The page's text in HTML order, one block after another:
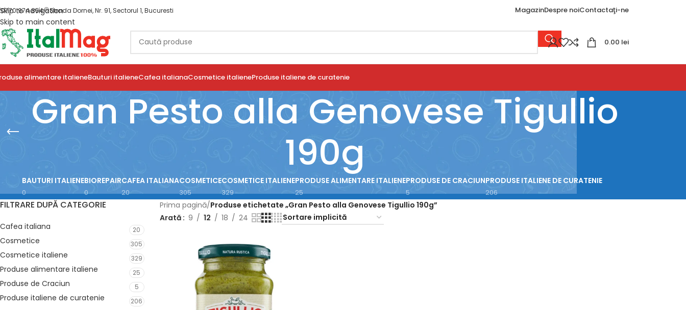
Skip to navigation
Skip to main content
0770 974 854 Strada Dornei, Nr. 91, Sectorul 1, Bucuresti MagazinDespre noiContactaţi-ne
0.00 lei
alimentare italieneBauturi italieneCafea italianaCosmetice italieneProduse italiene de curatenie
Gran Pesto alla Genovese Tigullio
190g
BAUTURI ITALIENE
0
BIOREPAIR
0
CAFEA ITALIANA
20
COSMETICE
305
COSMETICE ITALIENE
329
PRODUSE ALIMENTARE ITALIENE
25
PRODUSE DE CRACIUN
5
PRODUSE ITALIENE DE CURATENIE
206
FILTRARE DUPĂ CATEGORIE
Cafea italiana 20
Cosmetice 305
Cosmetice italiene 329
Produse alimentare italiene 25
Produse de Craciun 5
Produse italiene de curatenie 206
Prima pagină/Produse etichetate „Gran Pesto alla Genovese Tigullio 190g”
Arată
9 12 18 24